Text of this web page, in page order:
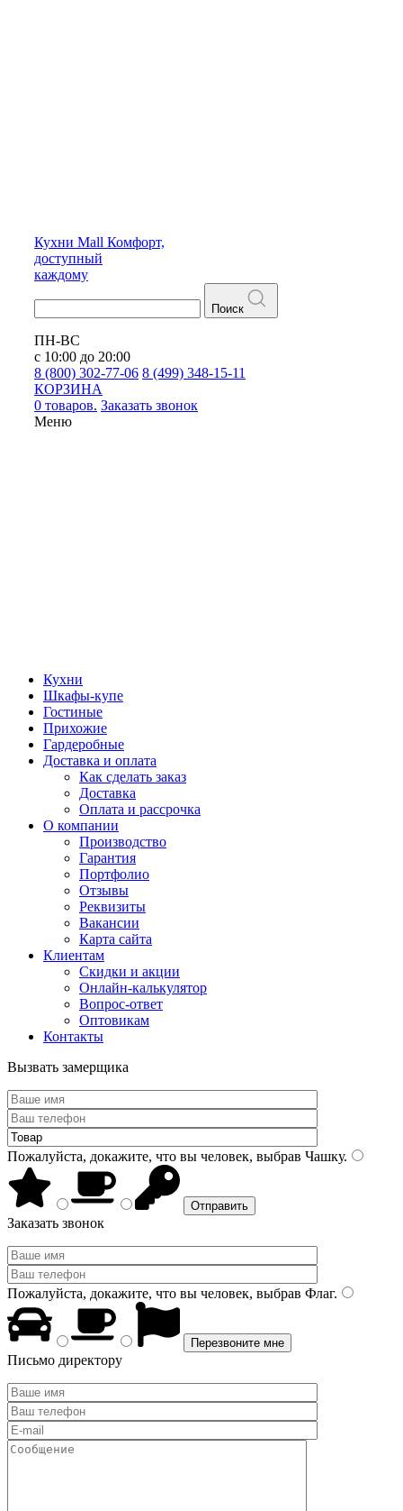
Кухни Mall Комфорт,
доступный
каждому
Поиск
ПН-ВС
с 10:00 до 20:00
8 (800) 302-77-06 8 (499) 348-15-11
КОРЗИНА
0 товаров. Заказать звонок
Меню
Кухни
Шкафы-купе
Гостиные
Прихожие
Гардеробные
Доставка и оплата
Как сделать заказ
Доставка
Оплата и рассрочка
О компании
Производство
Гарантия
Портфолио
Отзывы
Реквизиты
Вакансии
Карта сайта
Клиентам
Скидки и акции
Онлайн-калькулятор
Вопрос-ответ
Оптовикам
Контакты
Вызвать замерщика
Пожалуйста, докажите, что вы человек, выбрав Чашку.
Заказать звонок
Пожалуйста, докажите, что вы человек, выбрав Флаг.
Письмо директору